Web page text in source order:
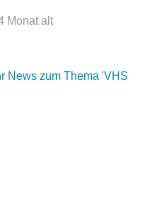
Monat alt
News zum Thema 'VHS